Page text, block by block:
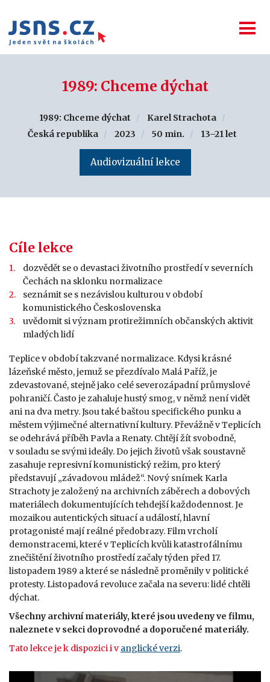
1989: Chceme dýchat
1989: Chceme dýchat
Karel Strachota
Česká republika
2023 50 min. 13–21 let
Audiovizuální lekce
Cíle lekce
dozvědět se o devastaci životního prostředí v severních
Čechách na sklonku normalizace
seznámit se s nezávislou kulturou v období
komunistického Československa
uvědomit si význam protirežimních občanských aktivit
mladých lidí
Teplice v období takzvané normalizace. Kdysi krásné
lázeňské město, jemuž se přezdívalo Malá Paříž, je
zdevastované, stejně jako celé severozápadní průmyslové
pohraničí. Často je zahaluje hustý smog, v němž není vidět
ani na dva metry. Jsou také baštou specifického punku a
městem výjimečné alternativní kultury. Převážně v Teplicích
se odehrává příběh Pavla a Renaty. Chtějí žít svobodně,
v souladu se svými ideály. Do jejich životů však soustavně
zasahuje represivní komunistický režim, pro který
představují „závadovou mládež“. Nový snímek Karla
Strachoty je založený na archivních záběrech a dobových
materiálech dokumentujících tehdejší každodennost. Je
mozaikou autentických situací a událostí, hlavní
protagonisté mají reálné předobrazy. Film vrcholí
demonstracemi, které v Teplicích kvůli katastrofálnímu
znečištění životního prostředí začaly týden před 17.
listopadem 1989 a které se následně proměnily v politické
protesty. Listopadová revoluce začala na severu: lidé chtěli
dýchat.
Všechny archivní materiály, které jsou uvedeny ve filmu,
naleznete v sekci doprovodné a doporučené materiály.
Tato lekceje k dispozici i v anglické verzi.